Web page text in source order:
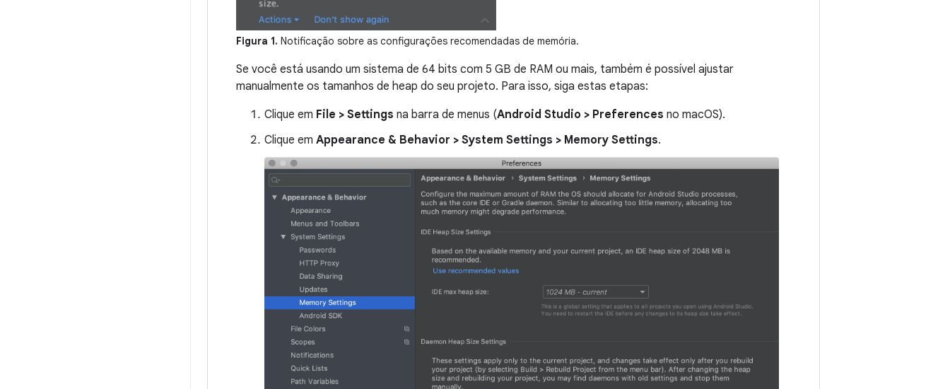
Figura 1. Notificação sobre as configurações recomendadas de memória.
Se você está usando um sistema de 64 bits com 5 GB de RAM ou mais, também é possível ajustar
manualmente os tamanhos de heap do seu projeto. Para isso, siga estas etapas:
Clique em File > Settings na barra de menus (Android Studio > Preferences no macOS).
Clique em Appearance & Behavior > System Settings > Memory Settings.